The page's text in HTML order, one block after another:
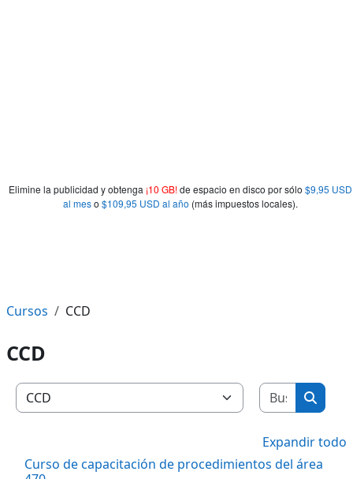
Elimine la publicidad y obtenga ¡10 GB!de espacio en disco por sólo $9,95 USD
al meso $109,95 USD al año (más impuestos locales).
Cursos CCD
CCD
Categorías
Buscar
Expandir todo
Curso de capacitación de procedimientos del área